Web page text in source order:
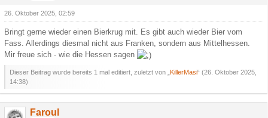
26. Oktober 2025, 02:59
Bringt gerne wieder einen Bierkrug mit. Es gibt auch wieder Bier vom
Fass. Allerdings diesmal nicht aus Franken, sondern aus Mittelhessen.
Mir freue sich - wie die Hessen sagen
Dieser Beitrag wurde bereits 1 mal editiert, zuletzt von „ KillerMasi“ (26. Oktober 2025,
14:38)
Faroul